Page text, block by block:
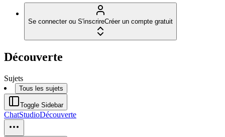
Se connecter ou S'inscrireCréer un compte gratuit
Découverte
Sujets
Tous les sujets
Toggle Sidebar
ChatStudioDécouverte